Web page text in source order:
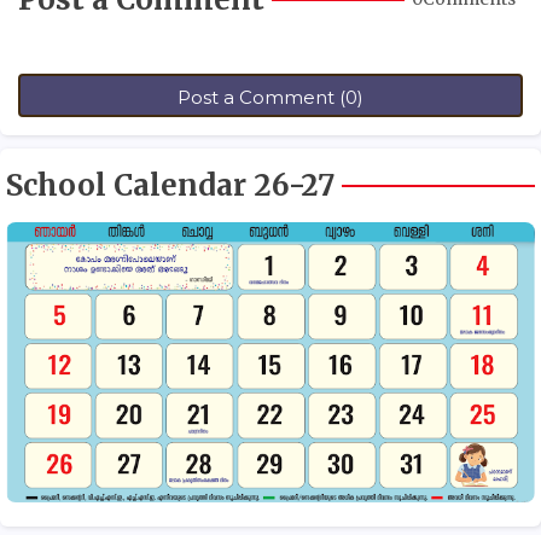
Post a Comment (0)
School Calendar 26-27